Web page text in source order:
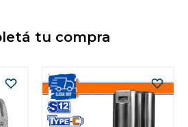
tu compra